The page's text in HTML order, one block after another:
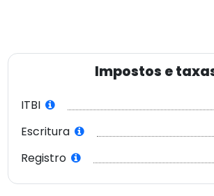
Impostos e
ITBI
Escritura
Registro